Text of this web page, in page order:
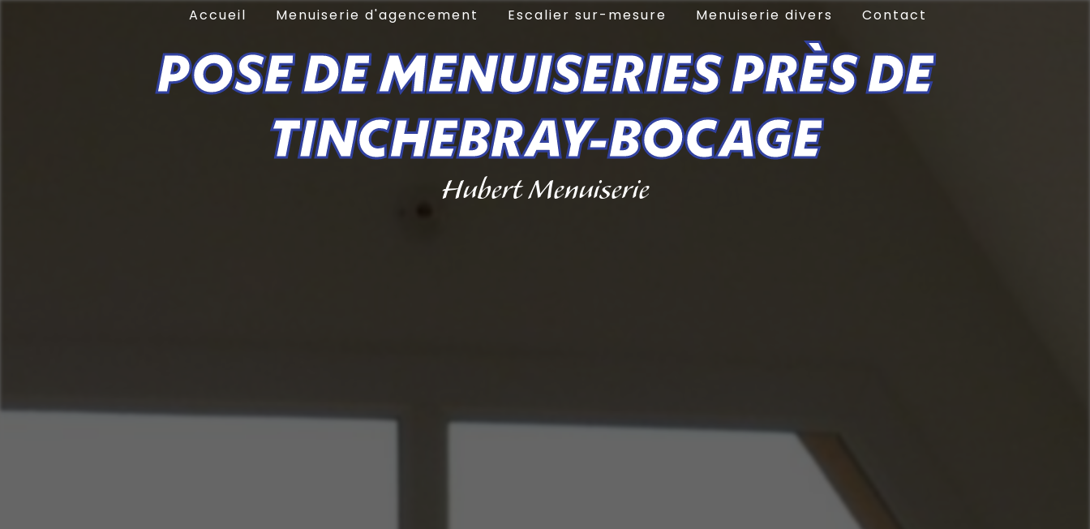
Accueil Menuiserie d'agencement Escalier sur-mesure Menuiserie divers Contact
POSE DE MENUISERIES PRÈS DE
TINCHEBRAY-BOCAGE
Hubert Menuiserie
Panneau de gestion des cookies